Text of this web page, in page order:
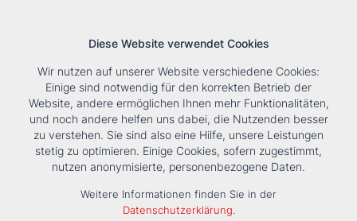
Tools Unternehmen Karriere KontaktSuche
‹ Zurück
Anfrage
Diese Website verwendet Cookies
Wir nutzen auf unserer Website verschiedene Cookies:
Einige sind notwendig für den korrekten Betrieb der
Website, andere ermöglichen Ihnen mehr Funktionalitäten,
und noch andere helfen uns dabei, die Nutzenden besser
zu verstehen. Sie sind also eine Hilfe, unsere Leistungen
stetig zu optimieren. Einige Cookies, sofern zugestimmt,
nutzen anonymisierte, personenbezogene Daten.
Weitere Informationen finden Sie in der
Datenschutzerklärung.